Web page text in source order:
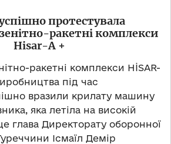
протестувала
ракетні комплекси
Hisar-A +
ракетні комплекси HİSAR-
під час
вразили крилату машину
яка летіла на високій
глава Директорату оборонної
Ісмаїл Демір